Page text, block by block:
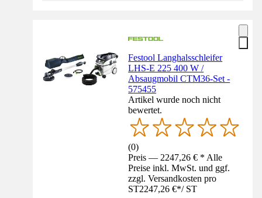
Festool Langhalsschleifer
LHS-E 225 400 W /
Absaugmobil CTM36-Set -
575455
Artikel wurde noch nicht
bewertet.
(0)
Preis — 2247,26 € * Alle
Preise inkl. MwSt. und ggf.
zzgl. Versandkosten pro
ST2247,26 €*/ ST